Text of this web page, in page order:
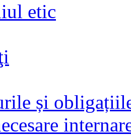
etic
și